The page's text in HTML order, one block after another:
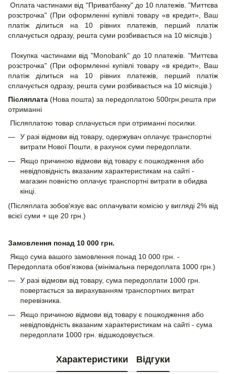
Оплата частинами від "Приватбанку" до 10 платежів. "Миттєва
розстрочка" (При оформленні купівлі товару «в кредит», Ваш
платіж ділиться на 10 рівних платежів, перший платіж
сплачується одразу, решта суми розбивається на 10 місяців.)
Покупка частинами від "Monobank" до 10 платежів. "Миттєва
розстрочка" (При оформленні купівлі товару «в кредит», Ваш
платіж ділиться на 10 рівних платежів, перший платіж
сплачується одразу, решта суми розбивається на 10 місяців.)
Післяплата (Нова пошта) за передоплатою 500грн,решта при
отриманні
Післяплатою товар сплачується при отриманні посилки.
У разі відмови від товару, одержувач оплачує транспортні
витрати Нової Пошти, в рахунок суми передоплати.
Якщо причиною відмови від товару є пошкодження або
невідповідність вказаним характеристикам на сайті -
магазин повністю оплачує транспортні витрати в обидва
кінці.
(Післяплата зобов'язує вас оплачувати комісію у вигляді 2% від
всієї суми + ще 20 грн.)
Замовлення понад 10 000 грн.
Якщо сума вашого замовлення понад 10 000 грн. -
Передоплата обов'язкова (мінімальна передоплата 1000 грн.)
У разі відмови від товару, сума передоплати 1000 грн.
повертається за вирахуванням транспортних витрат
перевізника.
Якщо причиною відмови від товару є пошкодження або
невідповідність вказаним характеристикам на сайті - сума
передоплати 1000 грн. відшкодовується.
Характеристики Відгуки